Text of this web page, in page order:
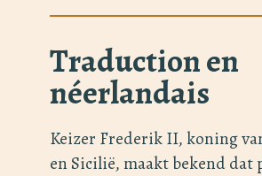
Traduction en
néerlandais
Keizer Frederik II, koning
en Sicilië, maakt bekend dat